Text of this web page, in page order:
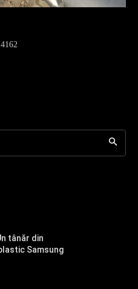
tânăr din
Samsung